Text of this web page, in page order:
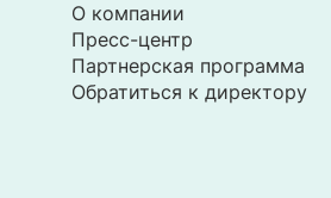
О компании
Пресс-центр
Партнерская программа
Обратиться к директору